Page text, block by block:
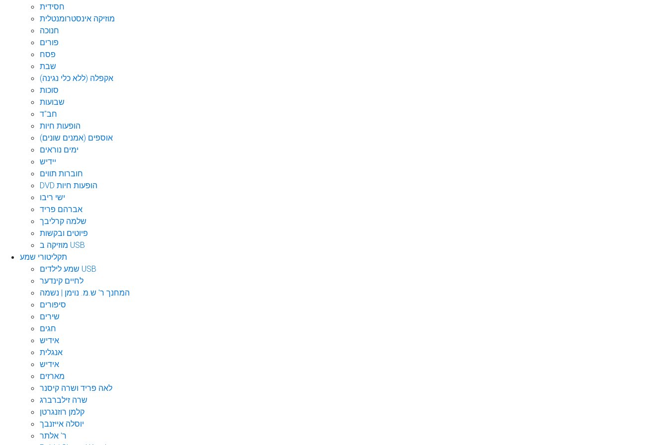
חסידית
מוזיקה אינסטרומנטלית
חנוכה
פורים
פסח
שבת
אקפלה (ללא כלי נגינה)
סוכות
שבועות
חב"ד
הופעות חיות
אוספים (אמנים שונים)
ימים נוראים
יידיש
חוברות תווים
DVD הופעות חיות
ישי ריבו
אברהם פריד
שלמה קרליבך
פיוטים ובקשות
מוזיקה ב USB
תקליטורי שמע
שמע לילדים USB
לחיים קינדער
המחנך ר' ש.מ. נוימן | נשמה
סיפורים
שירים
חגים
אידיש
אנגלית
אידיש
מארזים
לאה פריד ושרה קיסנר
שרה זילברברג
קלמן רוזנגרטן
יוסלה אייזנבך
ר' אלתר